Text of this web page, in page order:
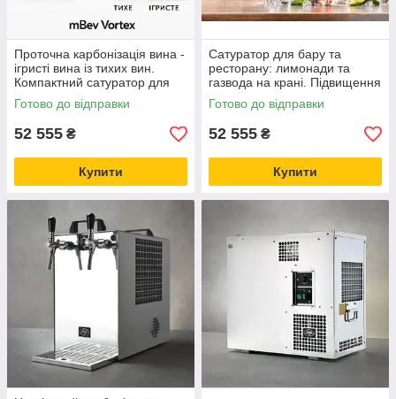
Проточна карбонізація вина -
ігристі вина із тихих вин.
Компактний сатуратор для
вин в точці розлива вина
Готово до відправки
52 555 ₴
Купити
Сатуратор для бару та
ресторану: лимонади та
газвода на крані. Підвищення
прибутку бізнесу.
Готово до відправки
52 555 ₴
Купити